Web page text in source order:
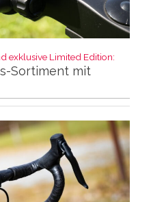
exklusive Limited Edition:
Sortiment mit